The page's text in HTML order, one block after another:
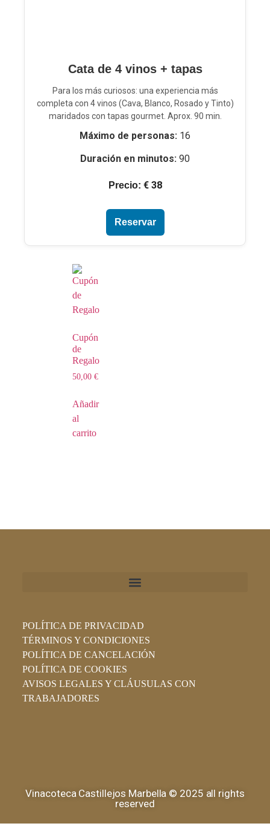
Cata de 4 vinos + tapas
Para los más curiosos: una experiencia más
completa con 4 vinos (Cava, Blanco, Rosado y Tinto)
maridados con tapas gourmet. Aprox. 90 min.
Máximo de personas: 16
Duración en minutos: 90
Precio: € 38
Reservar
Cupón
de
Regalo
50,00 €
Añadir
al
carrito
POLÍTICA DE PRIVACIDAD
TÉRMINOS Y CONDICIONES
POLÍTICA DE CANCELACIÓN
POLÍTICA DE COOKIES
AVISOS LEGALES Y CLÁUSULAS CON
TRABAJADORES
Vinacoteca Castillejos Marbella © 2025 all rights
reserved